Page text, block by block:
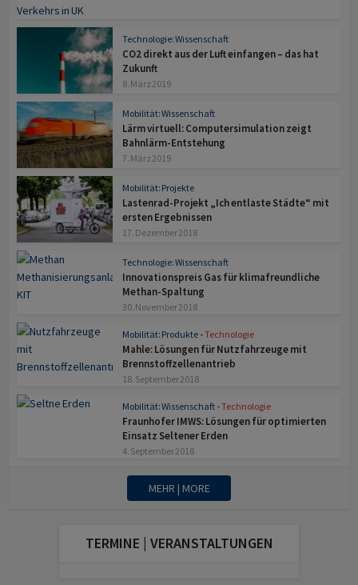
Technologie: Wissenschaft
CO2 direkt aus der Luft einfangen – das hat
Zukunft
8. März 2019
Mobilität: Wissenschaft
Lärm virtuell: Computersimulation zeigt
Bahnlärm-Entstehung
7. März 2019
Mobilität: Projekte
Lastenrad-Projekt „Ich entlaste Städte“ mit
ersten Ergebnissen
17. Dezember 2018
Technologie: Wissenschaft
Innovationspreis Gas für klimafreundliche
Methan-Spaltung
30. November 2018
Mobilität: Produkte •Technologie
Mahle: Lösungen für Nutzfahrzeuge mit
Brennstoffzellenantrieb
18. September 2018
Mobilität: Wissenschaft •Technologie
Fraunhofer IMWS: Lösungen für optimierten
Einsatz Seltener Erden
4. September 2018
MEHR | MORE
TERMINE | VERANSTALTUNGEN